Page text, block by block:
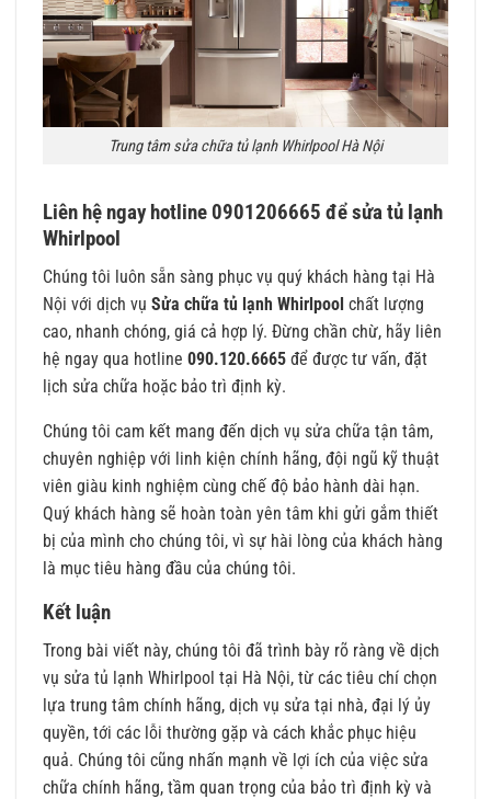
Trung tâm sửa chữa tủ lạnh Whirlpool Hà Nội
Liên hệ ngay hotline 0901206665 để sửa tủ lạnh
Whirlpool
Chúng tôi luôn sẵn sàng phục vụ quý khách hàng tại Hà
Nội với dịch vụ Sửa chữa tủ lạnh Whirlpool chất lượng
cao, nhanh chóng, giá cả hợp lý. Đừng chần chừ, hãy liên
hệ ngay qua hotline 090.120.6665 để được tư vấn, đặt
lịch sửa chữa hoặc bảo trì định kỳ.
Chúng tôi cam kết mang đến dịch vụ sửa chữa tận tâm,
chuyên nghiệp với linh kiện chính hãng, đội ngũ kỹ thuật
viên giàu kinh nghiệm cùng chế độ bảo hành dài hạn.
Quý khách hàng sẽ hoàn toàn yên tâm khi gửi gắm thiết
bị của mình cho chúng tôi, vì sự hài lòng của khách hàng
là mục tiêu hàng đầu của chúng tôi.
Kết luận
Trong bài viết này, chúng tôi đã trình bày rõ ràng về dịch
vụ sửa tủ lạnh Whirlpool tại Hà Nội, từ các tiêu chí chọn
lựa trung tâm chính hãng, dịch vụ sửa tại nhà, đại lý ủy
quyền, tới các lỗi thường gặp và cách khắc phục hiệu
quả. Chúng tôi cũng nhấn mạnh về lợi ích của việc sửa
chữa chính hãng, tầm quan trọng của bảo trì định kỳ và